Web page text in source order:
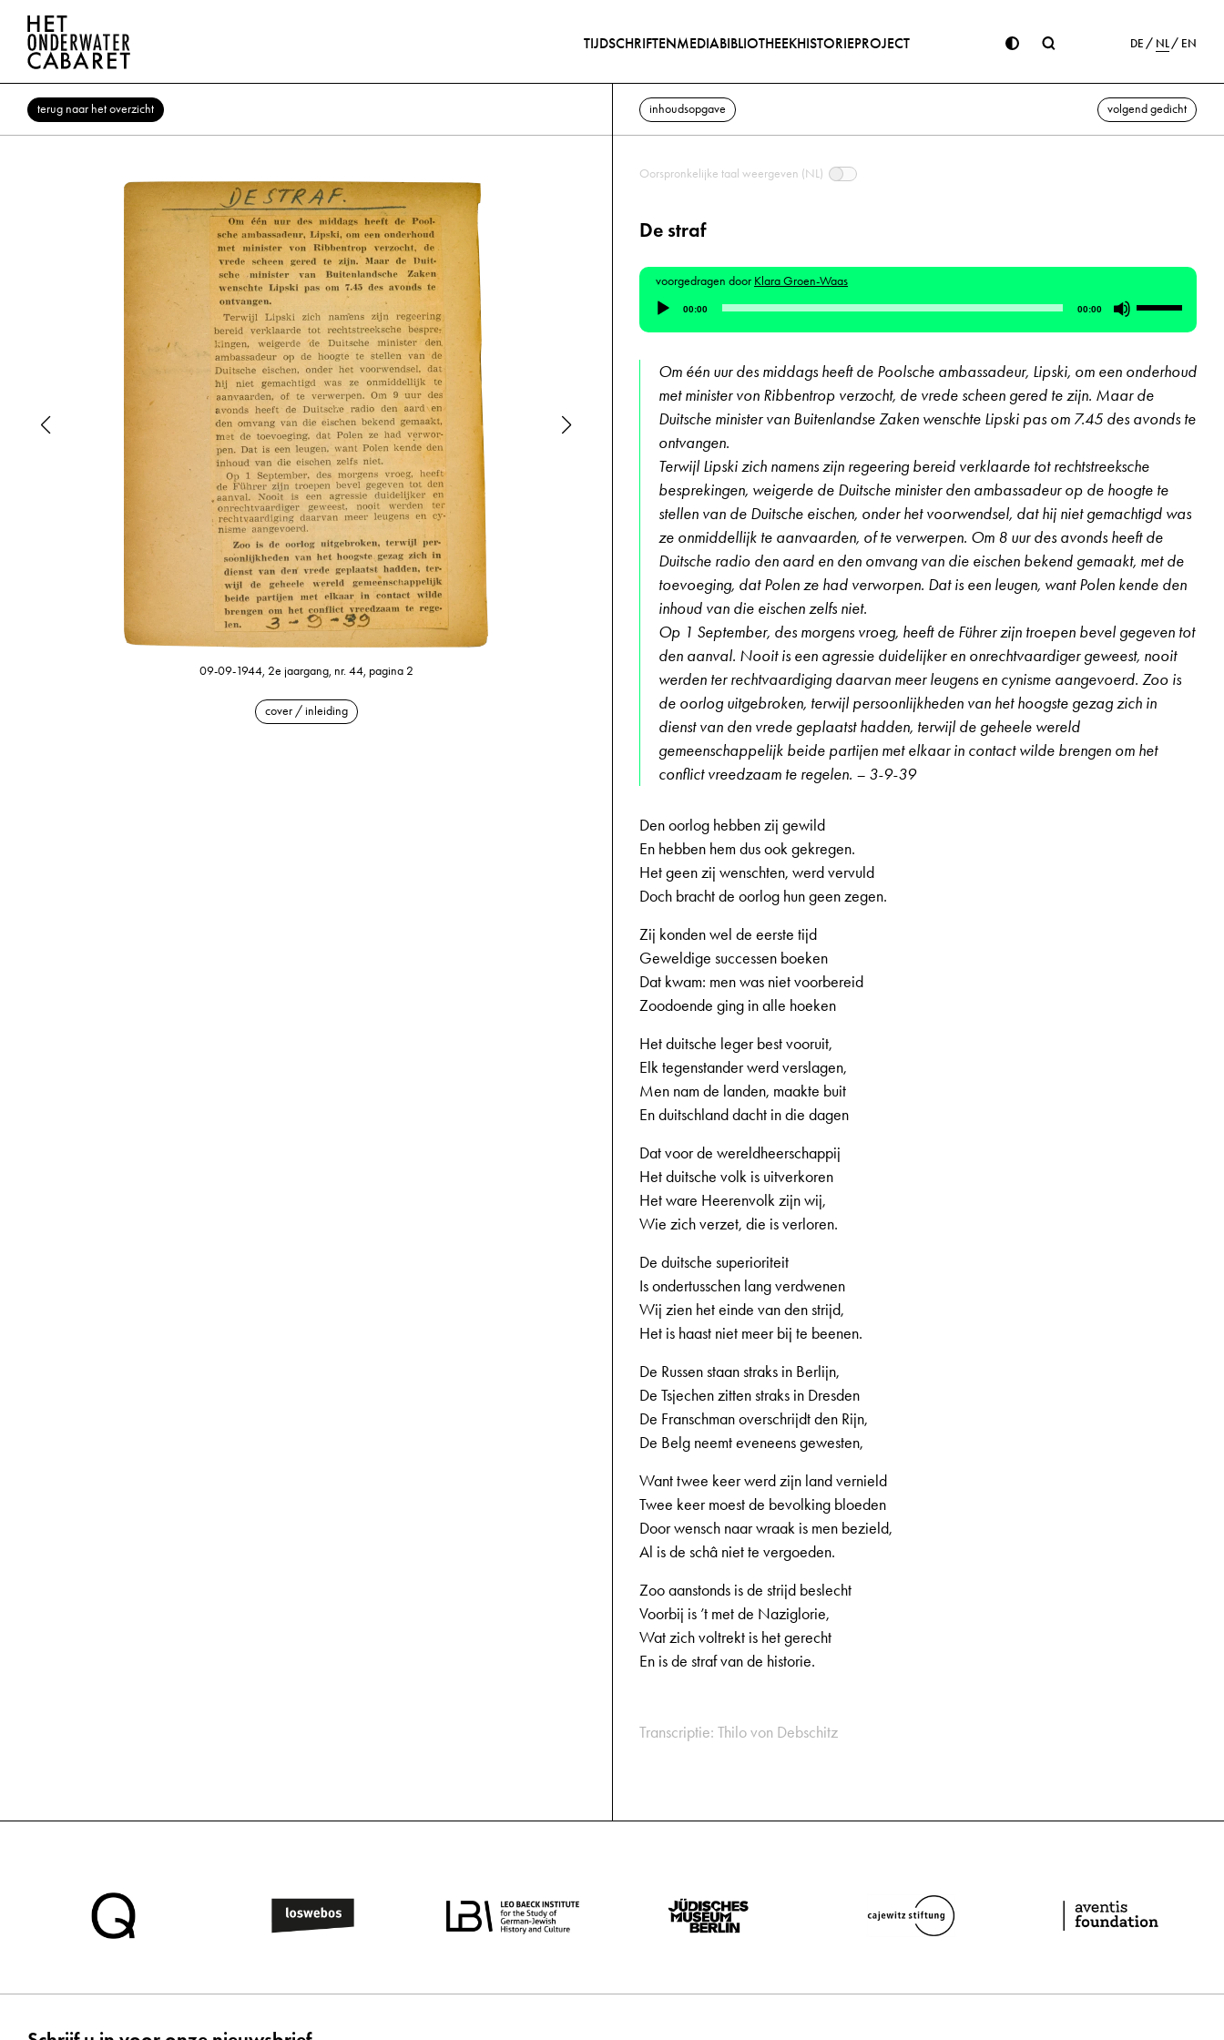
TIJDSCHRIFTENMEDIABIBLIOTHEEKHISTORIEPROJECT DE NL EN
terug naar het overzicht
09-09-1944, 2e jaargang, nr. 44, pagina 2 09-09-1944, 2e jaargang, nr. 44, pagina 3
cover / inleiding
inhoudsopgave volgend gedicht
Oorspronkelijke taal weergeven (NL)
De straf
voorgedragen door Klara Groen-Waas
Audiospeler
00:00 00:00
Gebruik
Omhoog/
om
het
volume
verhogen
of
te
verlagen.
Om één uur des middags heeft de Poolsche ambassadeur, Lipski, om een onderhoud
met minister von Ribbentrop verzocht, de vrede scheen gered te zijn. Maar de
Duitsche minister van Buitenlandse Zaken wenschte Lipski pas om 7.45 des avonds te
ontvangen.
Terwijl Lipski zich namens zijn regeering bereid verklaarde tot rechtstreeksche
besprekingen, weigerde de Duitsche minister den ambassadeur op de hoogte te
stellen van de Duitsche eischen, onder het voorwendsel, dat hij niet gemachtigd was
ze onmiddellijk te aanvaarden, of te verwerpen. Om 8 uur des avonds heeft de
Duitsche radio den aard en den omvang van die eischen bekend gemaakt, met de
toevoeging, dat Polen ze had verworpen. Dat is een leugen, want Polen kende den
inhoud van die eischen zelfs niet.
Op 1 September, des morgens vroeg, heeft de Führer zijn troepen bevel gegeven tot
den aanval. Nooit is een agressie duidelijker en onrechtvaardiger geweest, nooit
werden ter rechtvaardiging daarvan meer leugens en cynisme aangevoerd. Zoo is
de oorlog uitgebroken, terwijl persoonlijkheden van het hoogste gezag zich in
dienst van den vrede geplaatst hadden, terwijl de geheele wereld
gemeenschappelijk beide partijen met elkaar in contact wilde brengen om het
conflict vreedzaam te regelen. – 3-9-39
Den oorlog hebben zij gewild
En hebben hem dus ook gekregen.
Het geen zij wenschten, werd vervuld
Doch bracht de oorlog hun geen zegen.
Zij konden wel de eerste tijd
Geweldige successen boeken
Dat kwam: men was niet voorbereid
Zoodoende ging in alle hoeken
Het duitsche leger best vooruit,
Elk tegenstander werd verslagen,
Men nam de landen, maakte buit
En duitschland dacht in die dagen
Dat voor de wereldheerschappij
Het duitsche volk is uitverkoren
Het ware Heerenvolk zijn wij,
Wie zich verzet, die is verloren.
De duitsche superioriteit
Is ondertusschen lang verdwenen
Wij zien het einde van den strijd,
Het is haast niet meer bij te beenen.
De Russen staan straks in Berlijn,
De Tsjechen zitten straks in Dresden
De Franschman overschrijdt den Rijn,
De Belg neemt eveneens gewesten,
Want twee keer werd zijn land vernield
Twee keer moest de bevolking bloeden
Door wensch naar wraak is men bezield,
Al is de schâ niet te vergoeden.
Zoo aanstonds is de strijd beslecht
Voorbij is ’t met de Naziglorie,
Wat zich voltrekt is het gerecht
En is de straf van de historie.
Transcriptie: Thilo von Debschitz